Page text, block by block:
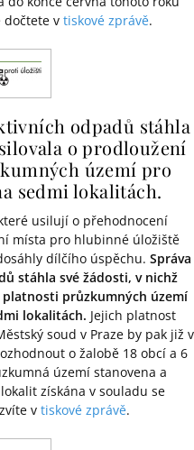
dočtete v tiskové zprávě.
odpadů stáhla
o prodloužení
území pro
sedmi lokalitách.
usilují o přehodnocení
místa pro hlubinné úložiště
dílčího úspěchu. Správa
stáhla své žádosti, v nichž
průzkumných území
lokalitách. Jejich platnost
soud v Praze by pak již v
o žalobě 18 obcí a 6
území stanovena a
získána v souladu se
v tiskové zprávě.